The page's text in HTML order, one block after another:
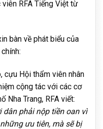
RFA Tiếng Việt từ
bàn về phát biểu của
cựu Hội thẩm viên nhân
cộng tác với các cơ
Nha Trang, RFA viết:
dân phải nộp tiền oan vì
ưu tiên, mà sẽ bị